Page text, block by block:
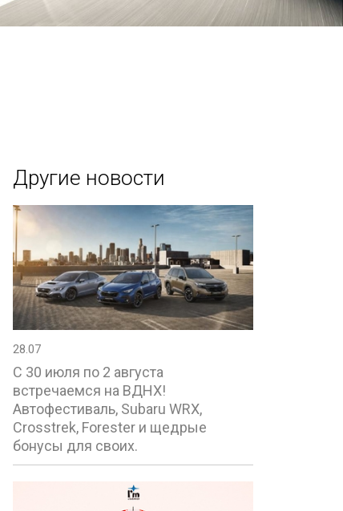
Другие новости
28.07
С 30 июля по 2 августа
встречаемся на ВДНХ!
Автофестиваль, Subaru WRX,
Crosstrek, Forester и щедрые
бонусы для своих.